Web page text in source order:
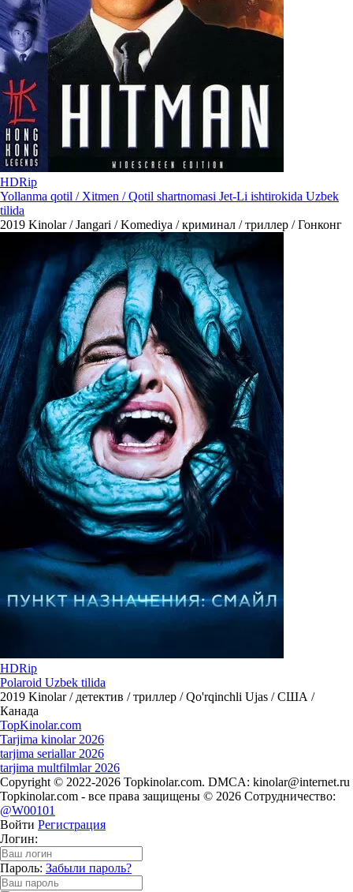
HDRip
Yollanma qotil / Xitmen / Qotil shartnomasi Jet-Li ishtirokida Uzbek
tilida
2019 Kinolar / Jangari / Komediya / криминал / триллер / Гонконг
HDRip
Polaroid Uzbek tilida
2019 Kinolar / детектив / триллер / Qo'rqinchli Ujas / США /
Канада
TopKinolar.com
Tarjima kinolar 2026
tarjima seriallar 2026
tarjima multfilmlar 2026
Copyright © 2022-2026 Topkinolar.com. DMCA: kinolar@internet.ru
Topkinolar.com - все права защищены © 2026 Сотрудничество:
@W00101
Войти Регистрация
Логин:
Пароль: Забыли пароль?